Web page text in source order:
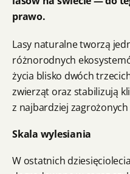
prawo.
Lasy naturalne tworzą
różnorodnych
życia blisko dwóch
zwierząt oraz stabilizują
z najbardziej
Skala wylesiania
W ostatnich